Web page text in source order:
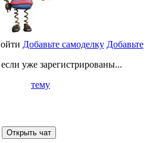
уже зарегистрированы...
Добавьте самоделку Добавьте
тему
Открыть чат